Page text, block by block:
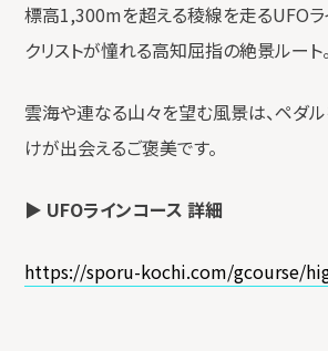
標高1,300mを超える稜線を走るUFOラ
クリストが憧れる高知屈指の絶景ルート。
雲海や連なる山々を望む風景は、ペダ
けが出会えるご褒美です。
▶ UFOラインコース 詳細
https://sporu-kochi.com/gcourse/